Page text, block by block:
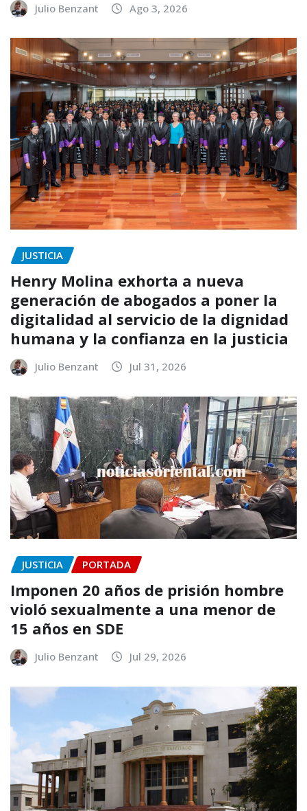
Julio Benzant Ago 3, 2026
JUSTICIA
Henry Molina exhorta a nueva
generación de abogados a poner la
digitalidad al servicio de la dignidad
humana y la confianza en la justicia
Julio Benzant Jul 31, 2026
JUSTICIA PORTADA
Imponen 20 años de prisión hombre
violó sexualmente a una menor de
15 años en SDE
Julio Benzant Jul 29, 2026